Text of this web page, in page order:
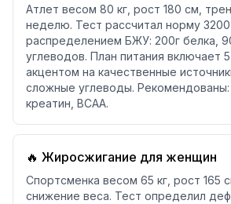
Атлет весом 80 кг, рост 180 см,
неделю. Тест рассчитал норму 3200
распределением БЖУ: 200г белка,
углеводов. План питания включает
акцентом на качественные
сложные углеводы. Рекомендованы:
креатин, BCAA.
🔥 Жиросжигание для женщин
Спортсменка весом 65 кг, рост 165
снижение веса. Тест определил